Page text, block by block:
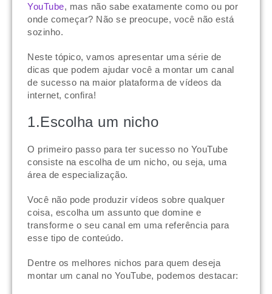
YouTube, mas não sabe exatamente como ou por
onde começar? Não se preocupe, você não está
sozinho.
Neste tópico, vamos apresentar uma série de
dicas que podem ajudar você a montar um canal
de sucesso na maior plataforma de vídeos da
internet, confira!
1.Escolha um nicho
O primeiro passo para ter sucesso no YouTube
consiste na escolha de um nicho, ou seja, uma
área de especialização.
Você não pode produzir vídeos sobre qualquer
coisa, escolha um assunto que domine e
transforme o seu canal em uma referência para
esse tipo de conteúdo.
Dentre os melhores nichos para quem deseja
montar um canal no YouTube, podemos destacar: